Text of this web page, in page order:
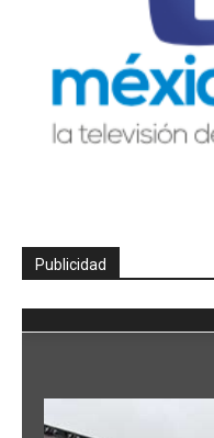
Publicidad